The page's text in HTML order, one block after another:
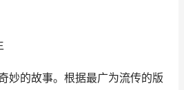
妙的故事。根据最广为流传的版